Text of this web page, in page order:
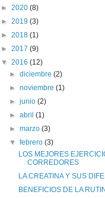
► 2020 (8)
► 2019 (3)
► 2018 (1)
► 2017 (9)
▼ 2016 (12)
►diciembre(2)
►noviembre(1)
►junio(2)
►abril(1)
►marzo(3)
▼febrero(3)
LOS MEJORES
CORREDORES
LA CREATINA Y SUS
BENEFICIOS DE LA